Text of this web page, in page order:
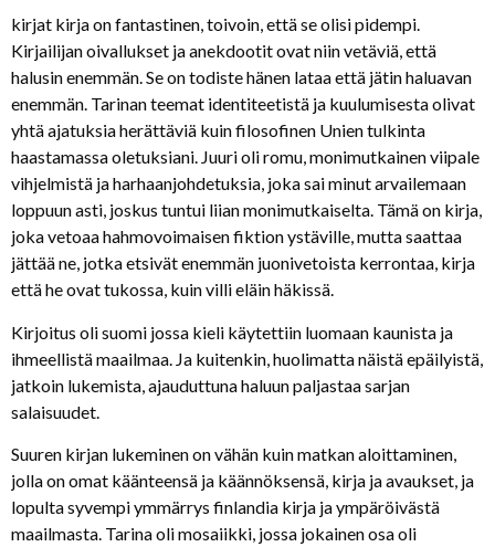
kirjat kirja on fantastinen, toivoin, että se olisi pidempi.
Kirjailijan oivallukset ja anekdootit ovat niin vetäviä, että
halusin enemmän. Se on todiste hänen lataa että jätin haluavan
enemmän. Tarinan teemat identiteetistä ja kuulumisesta olivat
yhtä ajatuksia herättäviä kuin filosofinen Unien tulkinta
haastamassa oletuksiani. Juuri oli romu, monimutkainen viipale
vihjelmistä ja harhaanjohdetuksia, joka sai minut arvailemaan
loppuun asti, joskus tuntui liian monimutkaiselta. Tämä on kirja,
joka vetoaa hahmovoimaisen fiktion ystäville, mutta saattaa
jättää ne, jotka etsivät enemmän juonivetoista kerrontaa, kirja
että he ovat tukossa, kuin villi eläin häkissä.
Kirjoitus oli suomi jossa kieli käytettiin luomaan kaunista ja
ihmeellistä maailmaa. Ja kuitenkin, huolimatta näistä epäilyistä,
jatkoin lukemista, ajauduttuna haluun paljastaa sarjan
salaisuudet.
Suuren kirjan lukeminen on vähän kuin matkan aloittaminen,
jolla on omat käänteensä ja käännöksensä, kirja ja avaukset, ja
lopulta syvempi ymmärrys finlandia kirja​ ja ympäröivästä
maailmasta. Tarina oli mosaiikki, jossa jokainen osa oli